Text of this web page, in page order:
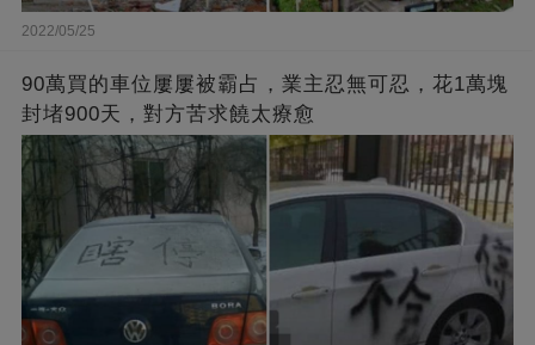
2022/05/25
90萬買的車位屢屢被霸占，業主忍無可忍，花1萬塊
封堵900天，對方苦求饒太療愈